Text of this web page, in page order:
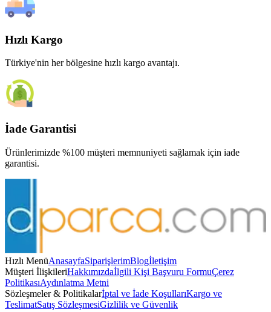
Hızlı Kargo
Türkiye'nin her bölgesine hızlı kargo avantajı.
İade Garantisi
Ürünlerimizde %100 müşteri memnuniyeti sağlamak için iade
garantisi.
Hızlı MenüAnasayfaSiparişlerimBlogİletişim
Müşteri İlişkileriHakkımızdaİlgili Kişi Başvuru FormuÇerez
PolitikasıAydınlatma Metni
Sözleşmeler & Politikalarİptal ve İade KoşullarıKargo ve
TeslimatSatış SözleşmesiGizlilik ve Güvenlik